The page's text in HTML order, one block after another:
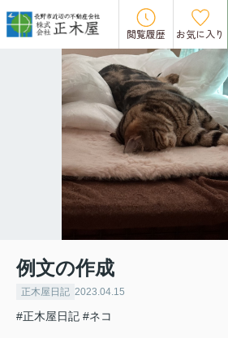
閲覧履歴 お気に入り
例文の作成
正木屋日記 2023.04.15
#正木屋日記 #ネコ